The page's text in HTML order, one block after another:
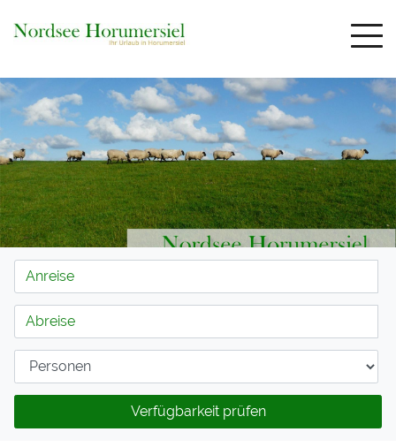
Verfügbarkeit prüfen